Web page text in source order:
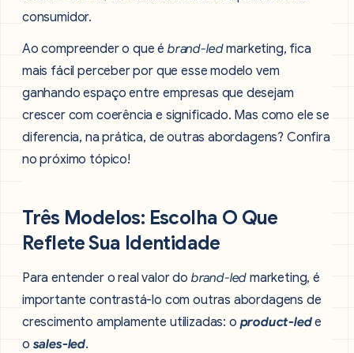
consumidor.
Ao compreender o que é brand-ledmarketing, fica
mais fácil perceber por que esse modelo vem
ganhando espaço entre empresas que desejam
crescer com coerência e significado. Mas como ele se
diferencia, na prática, de outras abordagens? Confira
no próximo tópico!
Três Modelos: Escolha O Que
Reflete Sua Identidade
Para entender o real valor do brand-led marketing, é
importante contrastá-lo com outras abordagens de
crescimento amplamente utilizadas: o product-lede
o sales-led.